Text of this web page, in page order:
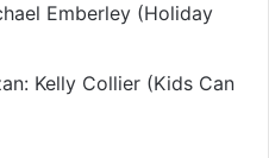
Emberley (Holiday
Kelly Collier (Kids Can